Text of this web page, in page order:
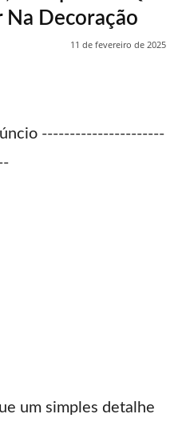
Na Decoração
11 de fevereiro de 2025
----------------------
um simples detalhe